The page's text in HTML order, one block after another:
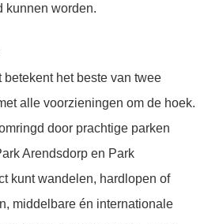
kunnen worden.
het beste van twee
alle voorzieningen om de hoek.
door prachtige parken
Arendsdorp en Park
kunt wandelen, hardlopen of
middelbare én internationale